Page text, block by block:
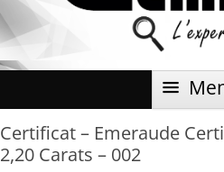
Certificat – Emeraude
2,20 Carats – 002